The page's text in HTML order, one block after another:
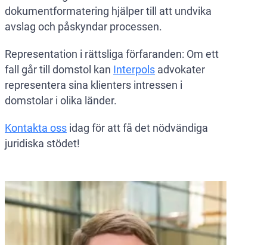
dokumentformatering hjälper till att undvika
avslag och påskyndar processen.
Representation i rättsliga förfaranden: Om ett
fall går till domstol kan Interpols advokater
representera sina klienters intressen i
domstolar i olika länder.
Kontakta oss idag för att få det nödvändiga
juridiska stödet!